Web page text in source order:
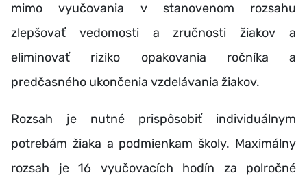
mimo vyučovania v stanovenom rozsahu
zlepšovať vedomosti a zručnosti žiakov a
eliminovať riziko opakovania ročníka a
predčasného ukončenia vzdelávania žiakov.
Rozsah je nutné prispôsobiť individuálnym
potrebám žiaka a podmienkam školy. Maximálny
rozsah je 16 vyučovacích hodín za polročné